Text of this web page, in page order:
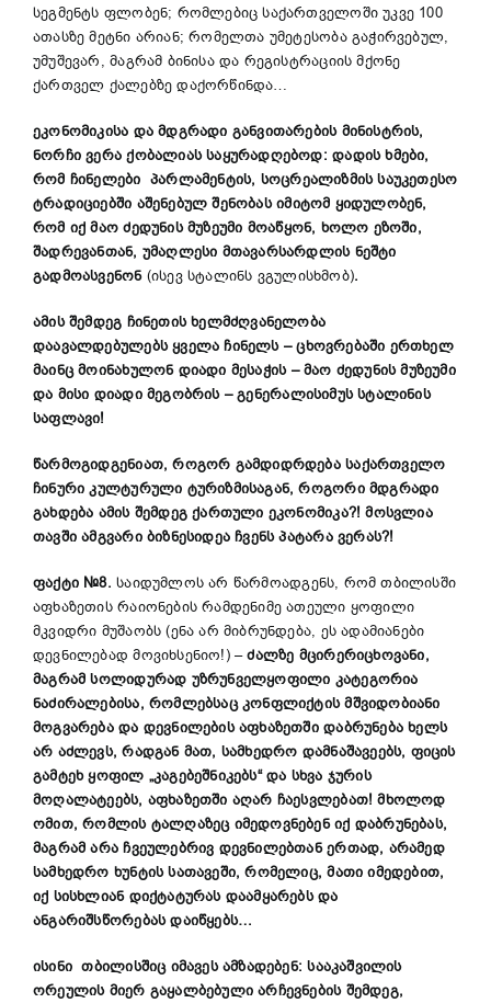
სეგმენტს ფლობენ; რომლებიც საქართველოში უკვე 100
ათასზე მეტნი არიან; რომელთა უმეტესობა გაჭირვებულ,
უმუშევარ, მაგრამ ბინისა და რეგისტრაციის მქონე
ქართველ ქალებზე დაქორწინდა…
ეკონომიკისა და მდგრადი განვითარების მინისტრის,
ნორჩი ვერა ქობალიას საყურადღებოდ: დადის ხმები,
რომ ჩინელები პარლამენტის, სოცრეალიზმის საუკეთესო
ტრადიციებში აშენებულ შენობასიმიტომ ყიდულობენ,
რომ იქ მაო ძედუნის მუზეუმი მოაწყონ, ხოლო ეზოში,
შადრევანთან, უმაღლესი მთავარსარდლის ნეშტი
გადმოასვენონ (ისევ სტალინს ვგულისხმობ).
ამის შემდეგ ჩინეთის ხელმძღვანელობა
დაავალდებულებს ყველა ჩინელს– ცხოვრებაში ერთხელ
მაინც მოინახულონ დიადი მესაჭის –მაო ძედუნის მუზეუმი
და მისი დიადი მეგობრის – გენერალისიმუს სტალინის
საფლავი!
წარმოგიდგენიათ, როგორ გამდიდრდება საქართველო
ჩინური კულტურული ტურიზმისაგან, როგორი მდგრადი
გახდება ამის შემდეგ ქართული ეკონომიკა?! მოსვლია
თავში ამგვარი ბიზნესიდეა ჩვენს პატარა ვერას?!
ფაქტი №8.საიდუმლოს არ წარმოადგენს, რომ თბილისში
აფხაზეთის რაიონების რამდენიმე ათეული ყოფილი
მკვიდრი მუშაობს (ენა არ მიბრუნდება, ეს ადამიანები
დევნილებად მოვიხსენიო!) –ძალზე მცირერიცხოვანი,
მაგრამ სოლიდურად უზრუნველყოფილი კატეგორია
ნაძირალებისა, რომლებსაც კონფლიქტის მშვიდობიანი
მოგვარება და დევნილების აფხაზეთში დაბრუნება ხელს
არ აძლევს, რადგან მათ, სამხედრო დამნაშავეებს, ფიცის
გამტეხ ყოფილ „კაგებეშნიკებს“და სხვა ჯურის
მოღალატეებს, აფხაზეთში აღარ ჩაესვლებათ! მხოლოდ
ომით, რომლის ტალღაზეც იმედოვნებენ იქ დაბრუნებას,
მაგრამ არაჩვეულებრივ დევნილებთან ერთად, არამედ
სამხედრო ხუნტის სათავეში, რომელიც, მათი იმედებით,
იქ სისხლიან დიქტატურას დაამყარებს და
ანგარიშსწორებას დაიწყებს…
ისინი თბილისშიც იმავეს ამზადებენ: სააკაშვილის
ორეულის მიერ გაყალბებული არჩევნების შემდეგ,